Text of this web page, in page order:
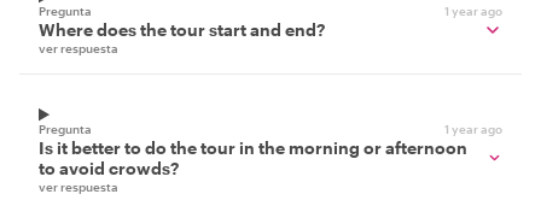
Pregunta 1 year ago
Where does the tour start and end?
ver respuesta
Pregunta 1 year ago
Is it better to do the tour in the morning or afternoon
to avoid crowds?
ver respuesta